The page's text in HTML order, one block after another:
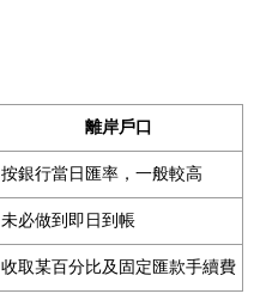
離岸戶口
按銀行當日匯率，一般較高
未必做到即日到帳
收取某百分比及固定匯款手續費